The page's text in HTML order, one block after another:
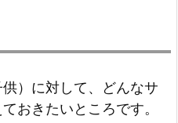
）に対して、どんなサ
おきたいところです。